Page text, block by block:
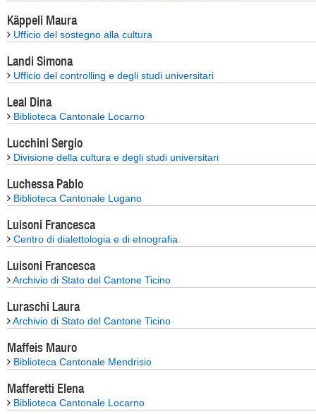
Käppeli Maura
Ufficio del sostegno alla cultura
Landi Simona
Ufficio del controlling e degli studi universitari
Leal Dina
Biblioteca Cantonale Locarno
Lucchini Sergio
Divisione della cultura e degli studi universitari
Luchessa Pablo
Biblioteca Cantonale Lugano
Luisoni Francesca
Centro di dialettologia e di etnografia
Luisoni Francesca
Archivio di Stato del Cantone Ticino
Luraschi Laura
Archivio di Stato del Cantone Ticino
Maffeis Mauro
Biblioteca Cantonale Mendrisio
Mafferetti Elena
Biblioteca Cantonale Locarno